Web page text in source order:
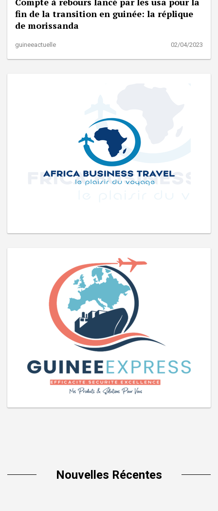
fin de la transition en guinée: la réplique
de morissanda
guineeactuelle 02/04/2023
Nouvelles Récentes